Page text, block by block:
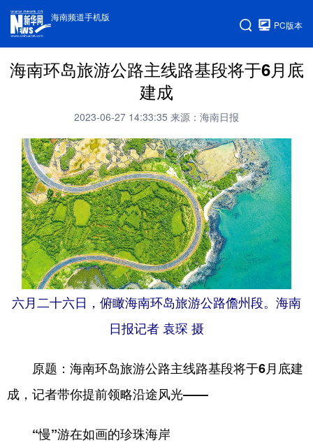
海南频道手机版
PC版本
海南环岛旅游公路主线路基段将于6月底
建成
2023-06-27 14:33:35 来源：海南日报
六月二十六日，俯瞰海南环岛旅游公路儋州段。海南
日报记者 袁琛 摄
原题：海南环岛旅游公路主线路基段将于6月底建
成，记者带你提前领略沿途风光——
“慢”游在如画的珍珠海岸